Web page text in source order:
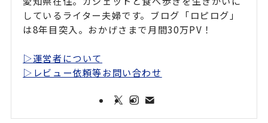
しているライター夫婦です。ブログ「ロピログ」
は8年目突入。おかげさまで月間30万PV！
▷運営者について
▷レビュー依頼等お問い合わせ